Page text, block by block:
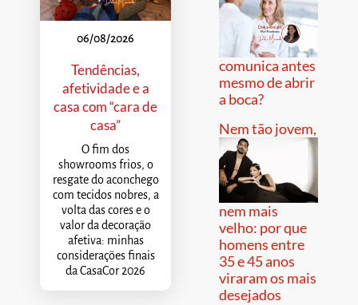
06/08/2026
Tendências,
afetividade e a
casa com “cara de
casa”
O fim dos
showrooms frios, o
resgate do aconchego
com tecidos nobres, a
volta das cores e o
valor da decoração
afetiva: minhas
considerações finais
da CasaCor 2026
comunica antes
mesmo de abrir
a boca?
Nem tão jovem,
nem mais
velho: por que
homens entre
35 e 45 anos
viraram os mais
desejados